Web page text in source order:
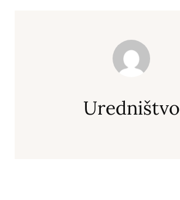
Uredništvo